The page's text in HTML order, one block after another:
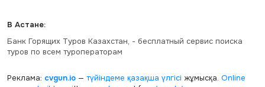
В Астане:
Банк Горящих Туров Казахстан, - бесплатный сервис поиска
туров по всем туроператорам
Реклама: cvgun.io— түйіндеме қазақша үлгісі жұмысқа. Online